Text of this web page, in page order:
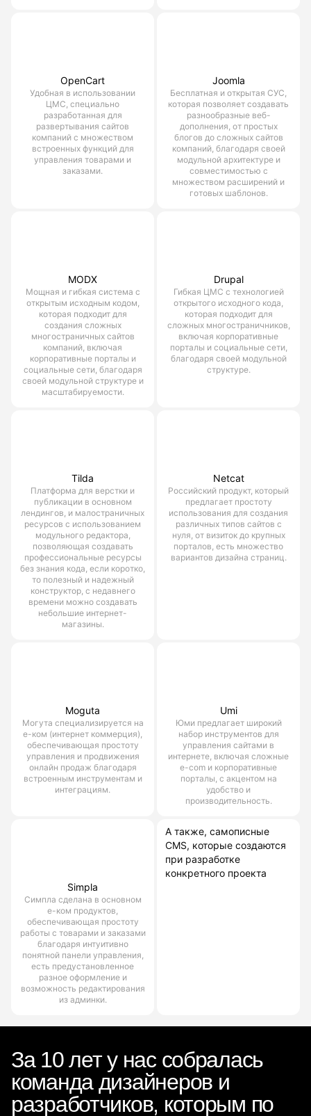
OpenCart
Удобная в использовании
ЦМС, специально
разработанная для
развертывания сайтов
компаний с множеством
встроенных функций для
управления товарами и
заказами.
Joomla
Бесплатная и открытая СУС,
которая позволяет создавать
разнообразные веб-
дополнения, от простых
блогов до сложных сайтов
компаний, благодаря своей
модульной архитектуре и
совместимостью с
множеством расширений и
готовых шаблонов.
MODX
Мощная и гибкая система с
открытым исходным кодом,
которая подходит для
создания сложных
многостраничных сайтов
компаний, включая
корпоративные порталы и
социальные сети, благодаря
своей модульной структуре и
масштабируемости.
Drupal
Гибкая ЦМС с технологией
открытого исходного кода,
которая подходит для
сложных многостраничников,
включая корпоративные
порталы и социальные сети,
благодаря своей модульной
структуре.
Tilda
Платформа для верстки и
публикации в основном
лендингов, и малостраничных
ресурсов с использованием
модульного редактора,
позволяющая создавать
профессиональные ресурсы
без знания кода, если коротко,
то полезный и надежный
конструктор, с недавнего
времени можно создавать
небольшие интернет-
магазины.
Netcat
Российский продукт, который
предлагает простоту
использования для создания
различных типов сайтов с
нуля, от визиток до крупных
порталов, есть множество
вариантов дизайна страниц.
Moguta
Могута специализируется на
е-ком (интернет коммерция),
обеспечивающая простоту
управления и продвижения
онлайн продаж благодаря
встроенным инструментам и
интеграциям.
Umi
Юми предлагает широкий
набор инструментов для
управления сайтами в
интернете, включая сложные
e-com и корпоративные
порталы, с акцентом на
удобство и
производительность.
Simpla
Симпла сделана в основном
е-ком продуктов,
обеспечивающая простоту
работы с товарами и заказами
благодаря интуитивно
понятной панели управления,
есть предустановленное
разное оформление и
возможность редактирования
из админки.
А также, самописные
CMS, которые создаются
при разработке
конкретного проекта
За 10 лет у нас собралась
команда дизайнеров и
разработчиков, которым по